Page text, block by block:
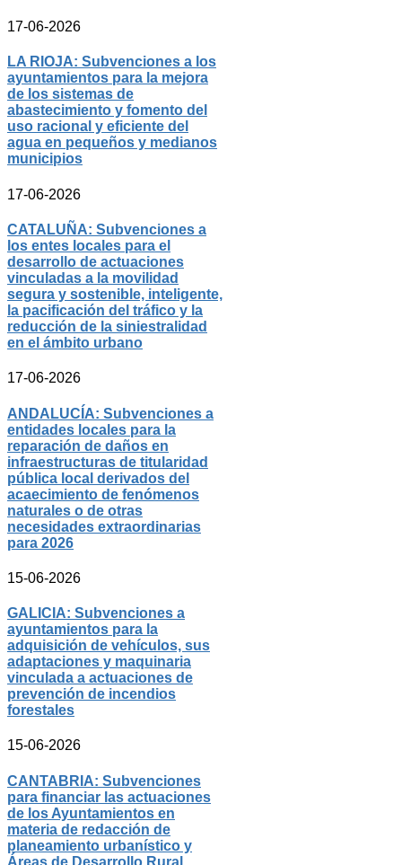
17-06-2026
LA RIOJA: Subvenciones a los
ayuntamientos para la mejora
de los sistemas de
abastecimiento y fomento del
uso racional y eficiente del
agua en pequeños y medianos
municipios
17-06-2026
CATALUÑA: Subvenciones a
los entes locales para el
desarrollo de actuaciones
vinculadas a la movilidad
segura y sostenible, inteligente,
la pacificación del tráfico y la
reducción de la siniestralidad
en el ámbito urbano
17-06-2026
ANDALUCÍA: Subvenciones a
entidades locales para la
reparación de daños en
infraestructuras de titularidad
pública local derivados del
acaecimiento de fenómenos
naturales o de otras
necesidades extraordinarias
para 2026
15-06-2026
GALICIA: Subvenciones a
ayuntamientos para la
adquisición de vehículos, sus
adaptaciones y maquinaria
vinculada a actuaciones de
prevención de incendios
forestales
15-06-2026
CANTABRIA: Subvenciones
para financiar las actuaciones
de los Ayuntamientos en
materia de redacción de
planeamiento urbanístico y
Áreas de Desarrollo Rural